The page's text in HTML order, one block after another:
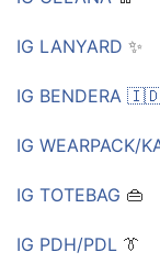
IG LANYARD ✨
IG BENDERA
IG WEARPACK/
IG TOTEBAG 👜
IG PDH/PDL 👔